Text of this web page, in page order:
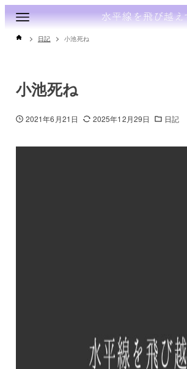
日記 小池死ね
小池死ね
2021年6月21日 2025年12月29日 日記